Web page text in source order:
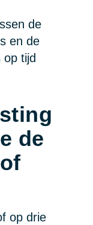
de
en de
tijd
de
op drie